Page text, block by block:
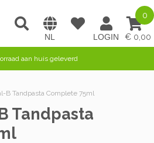
0,00
0
aan huis geleverd
B Tandpasta Complete 75ml
Tandpasta